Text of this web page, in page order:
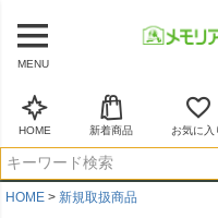
MENU
HOME 新着商品 お気に入
HOME
新規取扱商品